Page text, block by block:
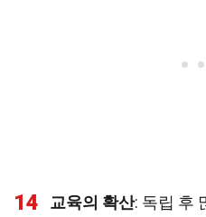
14 교육의 확산: 독립 후